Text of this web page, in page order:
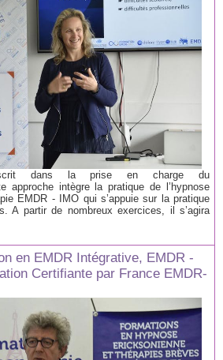
dans la prise en charge du
approche intègre la pratique de l’hypnose
EMDR - IMO qui s’appuie sur la pratique
A partir de nombreux exercices, il s’agira
en EMDR Intégrative, EMDR -
Certifiante par France EMDR-